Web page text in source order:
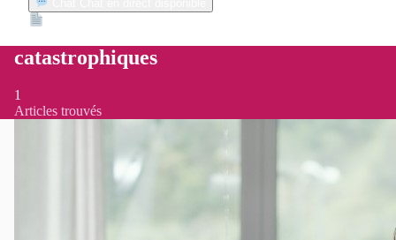
catastrophiques
1
Articles trouvés